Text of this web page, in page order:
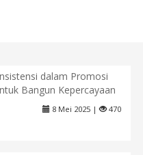
dalam Promosi
Bangun Kepercayaan
8 Mei 2025 | 470